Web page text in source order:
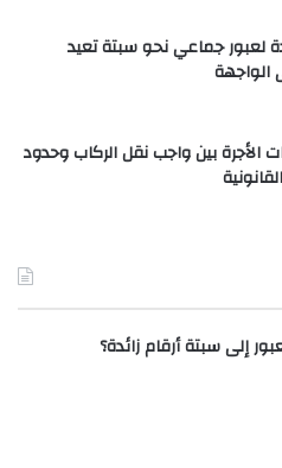
لعبور جماعي نحو سبتة تعيد
الواجهة
الأجرة بين واجب نقل الركاب وحدود
إلى سبتة أرقام زائدة؟